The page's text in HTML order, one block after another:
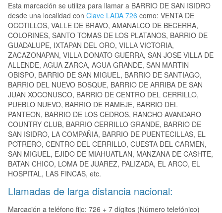
Esta marcación se utiliza para llamar a BARRIO DE SAN ISIDRO
desde una localidad con Clave LADA 726 como: VENTA DE
OCOTILLOS, VALLE DE BRAVO, AMANALCO DE BECERRA,
COLORINES, SANTO TOMAS DE LOS PLATANOS, BARRIO DE
GUADALUPE, IXTAPAN DEL ORO, VILLA VICTORIA,
ZACAZONAPAN, VILLA DONATO GUERRA, SAN JOSE VILLA DE
ALLENDE, AGUA ZARCA, AGUA GRANDE, SAN MARTIN
OBISPO, BARRIO DE SAN MIGUEL, BARRIO DE SANTIAGO,
BARRIO DEL NUEVO BOSQUE, BARRIO DE ARRIBA DE SAN
JUAN XOCONUSCO, BARRIO DE CENTRO DEL CERRILLO,
PUEBLO NUEVO, BARRIO DE RAMEJE, BARRIO DEL
PANTEON, BARRIO DE LOS CEDROS, RANCHO AVANDARO
COUNTRY CLUB, BARRIO CERRILLO GRANDE, BARRIO DE
SAN ISIDRO, LA COMPAÑIA, BARRIO DE PUENTECILLAS, EL
POTRERO, CENTRO DEL CERRILLO, CUESTA DEL CARMEN,
SAN MIGUEL, EJIDO DE MIAHUATLAN, MANZANA DE CASHTE,
BATAN CHICO, LOMA DE JUAREZ, PALIZADA, EL ARCO, EL
HOSPITAL, LAS FINCAS, etc.
Llamadas de larga distancia nacional:
Marcación a teléfono fijo: 726 + 7 dígitos (Número telefónico)